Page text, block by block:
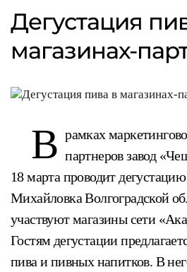
Дегустация
магазинах-
В рамках
партнеров завод
18 марта проводит
Михайловка Волгоградской
участвуют магазины сети
Гостям дегустации
пива и пивных напитков. В